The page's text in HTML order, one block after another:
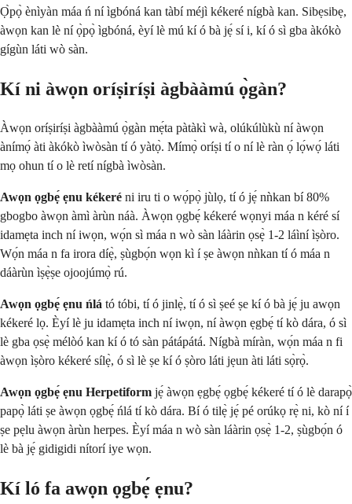
Ọ̀pọ̀ ènìyàn máa ń ní ìgbóná kan tàbí méjì kékeré nígbà kan. Sibẹsibẹ,
àwọn kan lè ní ọ̀pọ̀ ìgbóná, èyí lè mú kí ó bà jẹ́ sí i, kí ó sì gba àkókò
gígùn láti wò sàn.
Kí ni àwọn oríṣiríṣi àgbààmú ọ̀gàn?
Àwọn oríṣiríṣi àgbààmú ọ̀gàn mẹ́ta pàtàkì wà, olúkúlùkù ní àwọn
ànímọ́ àti àkókò ìwòsàn tí ó yàtọ̀. Mímọ̀ oríṣi tí o ní lè ràn ọ́ lọ́wọ́ láti
mọ ohun tí o lè retí nígbà ìwòsàn.
Awọn ọgbẹ́ ẹnu kékeré ni iru ti o wọ́pọ̀ jùlọ, tí ó jẹ́ nǹkan bí 80%
gbogbo àwọn àmì àrùn náà. Àwọn ọgbẹ́ kékeré wọnyi máa n kéré sí
idamẹta inch ní iwọn, wọ́n sì máa n wò sàn láàrin ọsẹ̀ 1-2 láìní ìṣòro.
Wọ́n máa n fa irora díẹ̀, ṣùgbọ́n wọn kì í ṣe àwọn nǹkan tí ó máa n
dáàrùn ìṣẹ̀ṣe ojoojúmọ̀ rú.
Awọn ọgbẹ́ ẹnu ńlá tó tóbi, tí ó jinlẹ̀, tí ó sì ṣeé ṣe kí ó bà jẹ́ ju awọn
kékeré lọ. Èyí lè ju idamẹta inch ní iwọn, ní àwọn ẹgbẹ́ tí kò dára, ó sì
lè gba ọsẹ̀ mélòó kan kí ó tó sàn pátápátá. Nígbà míràn, wọ́n máa n fi
àwọn ìṣòro kékeré sílẹ̀, ó sì lè ṣe kí ó ṣòro láti jẹun àti láti sọ̀rọ̀.
Awọn ọgbẹ́ ẹnu Herpetiform jẹ́ àwọn ẹgbẹ́ ọgbẹ́ kékeré tí ó lè darapọ̀
papọ̀ láti ṣe àwọn ọgbẹ́ ńlá tí kò dára. Bí ó tilẹ̀ jẹ́ pé orúkọ rẹ̀ ni, kò ní í
ṣe pẹlu àwọn àrùn herpes. Èyí máa n wò sàn láàrin ọsẹ̀ 1-2, ṣùgbọ́n ó
lè bà jẹ́ gidigidi nítorí iye wọn.
Kí ló fa awọn ọgbẹ́ ẹnu?